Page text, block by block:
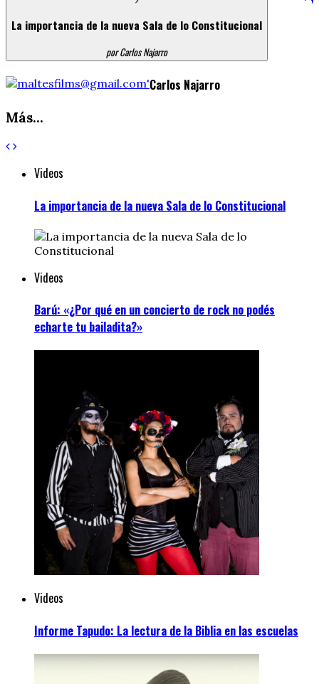
La importancia de la nueva Sala de lo Constitucional
por Carlos Najarro
Carlos Najarro
Más...
Videos
La importancia de la nueva Sala de lo Constitucional
Videos
Barú: «¿Por qué en un concierto de rock no podés
echarte tu bailadita?»
Videos
Informe Tapudo: La lectura de la Biblia en las escuelas